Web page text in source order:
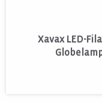
Xavax LED-